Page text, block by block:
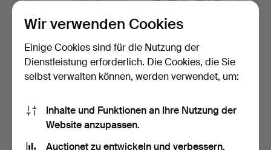
ANGELROLLEN, 2 Stück,
ABU-matic 75 & 20, A…
Beendet 25. Sep 2024
69 USD
ANGELROLLEN, Kollektion,
20 Stück, inkl. B…
Beendet 25. Mai 2024
138 USD
Wir verwenden Cookies
Einige Cookies sind für die Nutzung der
Dienstleistung erforderlich. Die Cookies, die Sie
selbst verwalten können, werden verwendet, um:
Inhalte und Funktionen an Ihre Nutzung der
Website anzupassen.
Auctionet zu entwickeln und verbessern.